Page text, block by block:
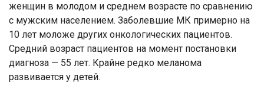
женщин в молодом и среднем возрасте по сравнению
с мужским населением. Заболевшие МК примерно на
10 лет моложе других онкологических пациентов.
Средний возраст пациентов на момент постановки
диагноза — 55 лет. Крайне редко меланома
развивается у детей.